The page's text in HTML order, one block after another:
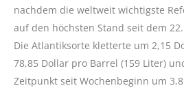
nachdem die weltweit wichtigste
auf den höchsten Stand seit dem
Die Atlantiksorte kletterte um 2,15
78,85 Dollar pro Barrel (159 Liter)
Zeitpunkt seit Wochenbeginn um